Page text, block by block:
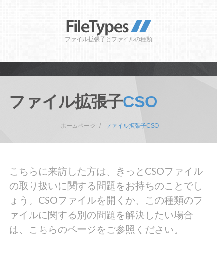
ファイル拡張子とファイルの種類
ファイル拡張子CSO
ホームページ ファイル拡張子CSO
こちらに来訪した方は、きっとCSOファイル
の取り扱いに関する問題をお持ちのことでし
ょう。CSOファイルを開くか、この種類のフ
ァイルに関する別の問題を解決したい場合
は、こちらのページをご参照ください。